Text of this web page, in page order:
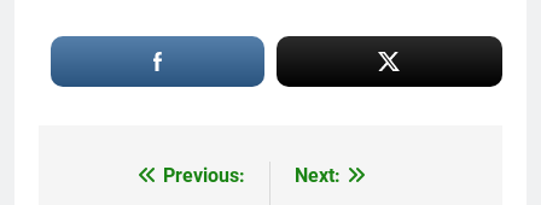
Previous:
Next: